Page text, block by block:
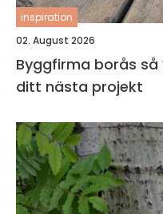
inspiration
02. August 2026
Byggfirma borås så väljer du rätt partner för
ditt nästa projekt